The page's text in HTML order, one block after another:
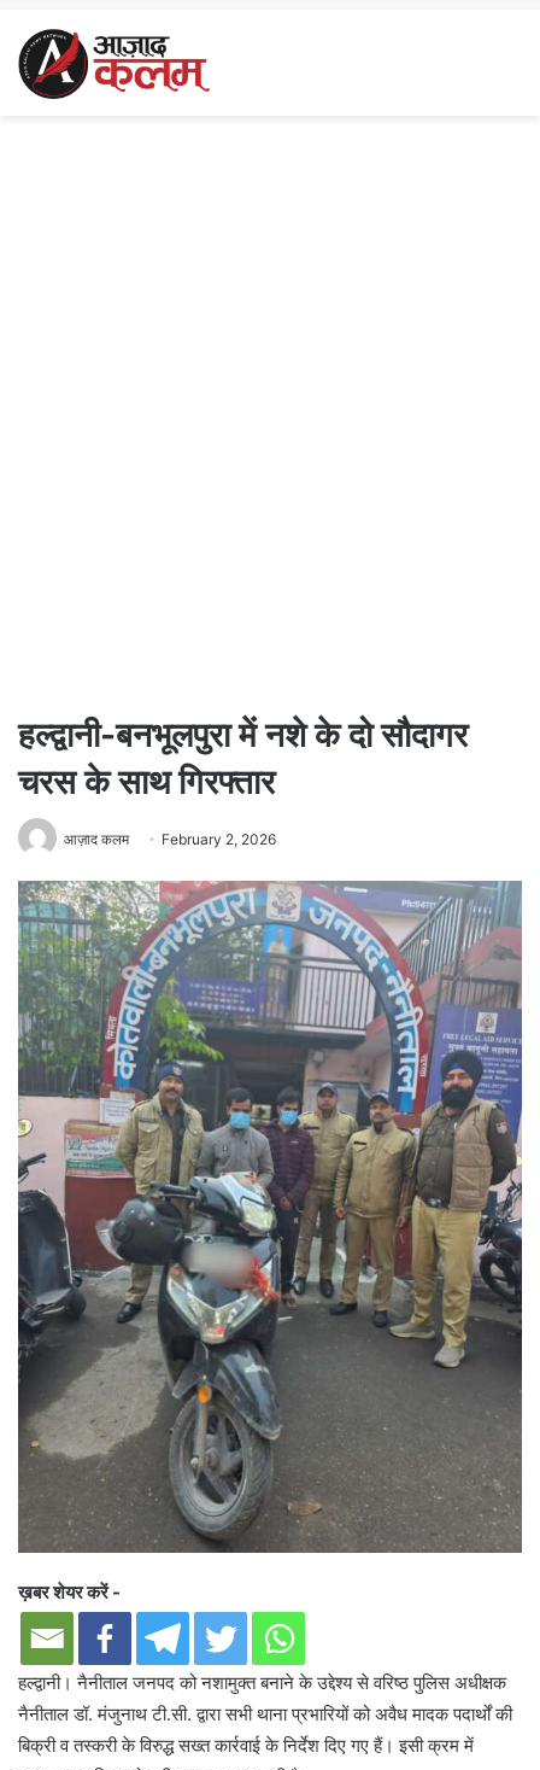
हल्द्वानी-बनभूलपुरा में नशे के दो सौदागर
चरस के साथ गिरफ्तार
आज़ाद कलम February 2, 2026
ख़बर शेयर करें -
हल्द्वानी। नैनीताल जनपद को नशामुक्त बनाने के उद्देश्य से वरिष्ठ पुलिस अधीक्षक
नैनीताल डॉ. मंजुनाथ टी.सी. द्वारा सभी थाना प्रभारियों को अवैध मादक पदार्थों की
बिक्री व तस्करी के विरुद्ध सख्त कार्रवाई के निर्देश दिए गए हैं। इसी क्रम में